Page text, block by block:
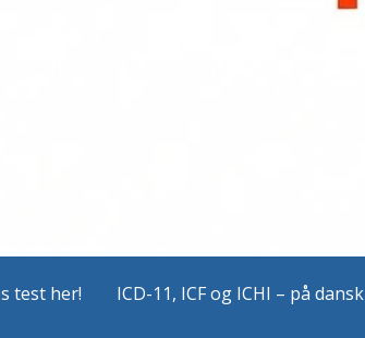
test her! ICD-11, ICF og ICHI – på dansk